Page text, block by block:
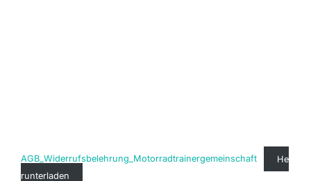
AGB_Widerrufsbelehrung_Motorradtrainergemeinschaft
He
runterladen